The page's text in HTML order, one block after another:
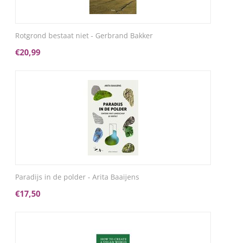
Rotgrond bestaat niet - Gerbrand Bakker
€20,99
Paradijs in de polder - Arita Baaijens
€17,50